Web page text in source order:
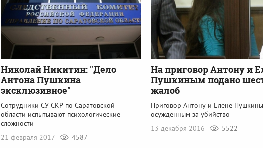
Николай Никитин: "Дело
Антона Пушкина
эксклюзивное"
Сотрудники СУ СКР по Саратовской
области испытывают психологические
сложности
21 февраля 2017
4587
На приговор Антону и
Пушкиным подано
жалоб
Приговор Антону и Елене
осужденным за убийство
13 декабря 2016
5522